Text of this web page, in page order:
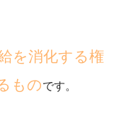
を消化する権
ものです。